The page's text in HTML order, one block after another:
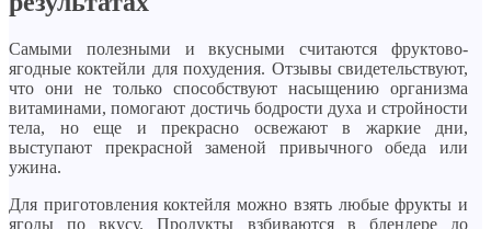
Самыми полезными и вкусными считаются фруктово-
ягодные коктейли для похудения. Отзывы свидетельствуют,
что они не только способствуют насыщению организма
витаминами, помогают достичь бодрости духа и стройности
тела, но еще и прекрасно освежают в жаркие дни,
выступают прекрасной заменой привычного обеда или
ужина.
Для приготовления коктейля можно взять любые фрукты и
ягоды по вкусу. Продукты взбиваются в блендере до